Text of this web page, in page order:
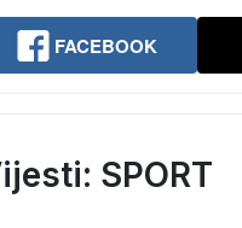
FACEBOOK
SPORT